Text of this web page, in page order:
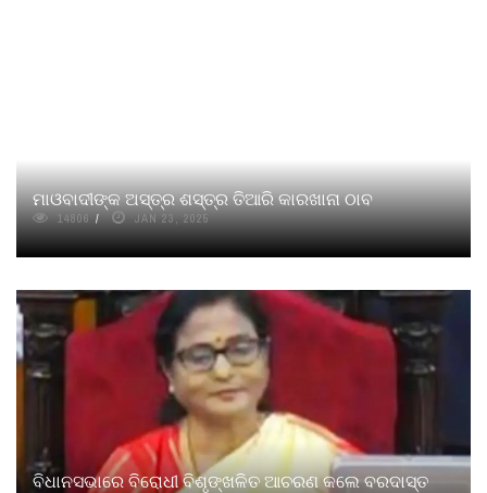
ମାଓବାଦୀଙ୍କ ଅସ୍ତ୍ର ଶସ୍ତ୍ର ତିଆରି କାରଖାନା ଠାବ
14806 JAN 23, 2025
ବିଧାନସଭାରେ ବିରୋଧୀ ବିଶୃଙ୍ଖଳିତ ଆଚରଣ କଲେ ବରଦାସ୍ତ